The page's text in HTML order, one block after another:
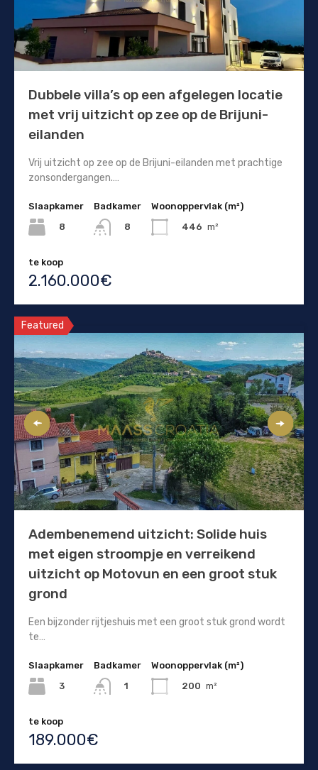
Dubbele villa’s op een afgelegen locatie
met vrij uitzicht op zee op de Brijuni-
eilanden
Vrij uitzicht op zee op de Brijuni-eilanden met prachtige
zonsondergangen.…
Slaapkamer
8
Badkamer
8
Woonoppervlak (m²)
446 m²
te koop
2.160.000€
Featured
Adembenemend uitzicht: Solide huis
met eigen stroompje en verreikend
uitzicht op Motovun en een groot stuk
grond
Een bijzonder rijtjeshuis met een groot stuk grond wordt
te…
Slaapkamer
3
Badkamer
1
Woonoppervlak (m²)
200 m²
te koop
189.000€